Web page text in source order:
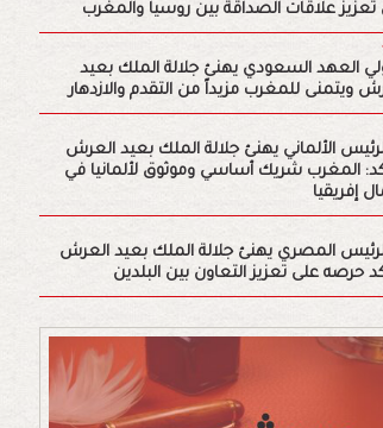
تعزيز علاقات الصداقة بين روسيا والمغرب
العهد السعودي يهنئ جلالة الملك بعيد
ويتمنى للمغرب مزيداً من التقدم والازدهار
الألماني يهنئ جلالة الملك بعيد العرش
المغرب شريك أساسي وموثوق لألمانيا في
إفريقيا
المصري يهنئ جلالة الملك بعيد العرش
حرصه على تعزيز التعاون بين البلدين